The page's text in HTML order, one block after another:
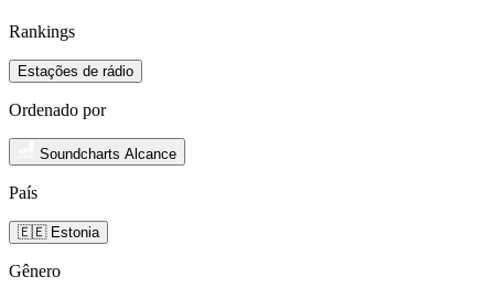
Rankings
Estações de rádio
Ordenado por
Soundcharts Alcance
País
🇪🇪 Estonia
Gênero